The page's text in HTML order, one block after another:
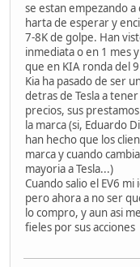
se estan empezando
harta de esperar y
7-8K de golpe. Han
inmediata o en 1 mes
que en KIA ronda del
Kia ha pasado de ser
detras de Tesla a
precios, sus
la marca (si, Eduardo
han hecho que los
marca y cuando
mayoria a Tesla...)
Cuando salio el EV6
pero ahora a no ser
lo compro, y aun asi
fieles por sus acciones